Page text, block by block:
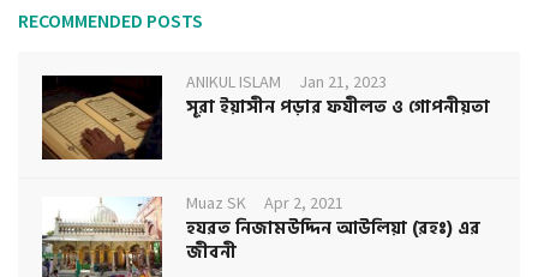
RECOMMENDED POSTS
ANIKUL ISLAM Jan 21, 2023
সূরা ইয়াসীন পড়ার ফযীলত ও গোপনীয়তা
Muaz SK Apr 2, 2021
হযরত নিজামউদ্দিন আউলিয়া (রহঃ) এর
জীবনী